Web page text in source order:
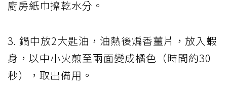
廚房紙巾擦乾水分。
3. 鍋中放2大匙油，油熱後煸香薑片，放入蝦
身，以中小火煎至兩面變成橘色（時間約30
秒），取出備用。